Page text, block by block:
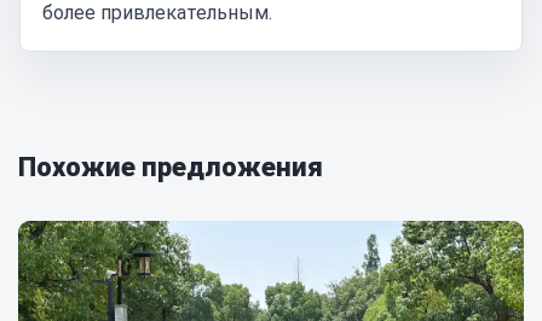
более привлекательным.
Похожие предложения